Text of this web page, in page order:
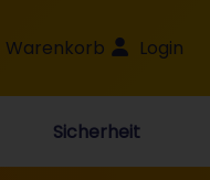
Warenkorb Login
Sicherheit